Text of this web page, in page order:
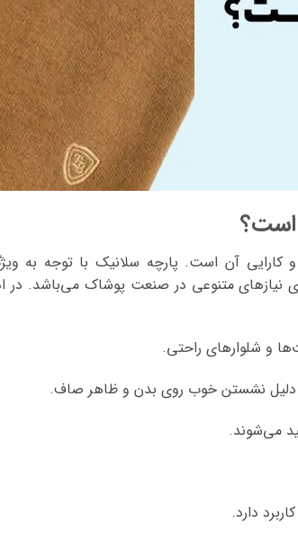
است؟
کارایی آن است. پارچه سلانیک با توجه به
متنوعی در صنعت پوشاک می‌باشد. در
و شلوارهای راحتی.
دلیل نشستن خوب روی بدن و ظاهر صاف.
می‌شوند.
دارد.